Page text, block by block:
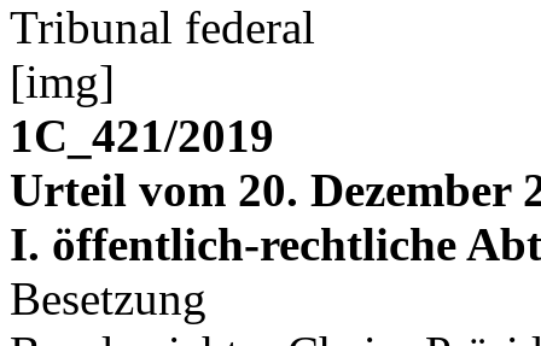
Tribunal federal
[img]
1C_421/2019
Urteil vom 20. Dezember
I. öffentlich-rechtliche
Besetzung